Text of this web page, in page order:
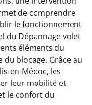
de comprendre
le fonctionnement
du Dépannage volet
éléments du
du blocage. Grâce au
en-Médoc, les
leur mobilité et
le confort du